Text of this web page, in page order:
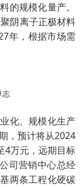
的规模化量产。
阴离子正极材料
年，根据市场需
志
化、规模化生产
，预计将从2024
4万元，远期目标
司营销中心总经
两条工程化硬碳